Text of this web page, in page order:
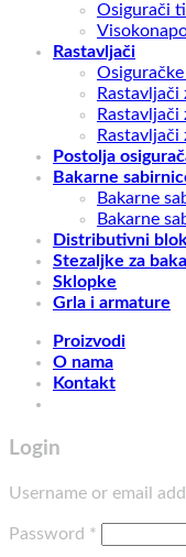
Osigurači
Rastavljači
Postolja
Bakarne
Bakarne
Bakarne
Distributivni
Stezaljke za
Sklopke
Grla i armature
Proizvodi
O nama
Kontakt
Login
Username or email
Password *